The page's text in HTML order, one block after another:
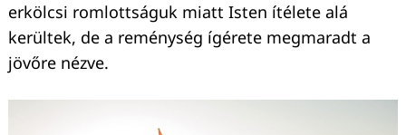
erkölcsi romlottságuk miatt Isten ítélete alá
kerültek, de a reménység ígérete megmaradt a
jövőre nézve.